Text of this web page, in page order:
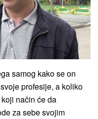
samog kako se on
profesije, a koliko
način će da
za sebe svojim